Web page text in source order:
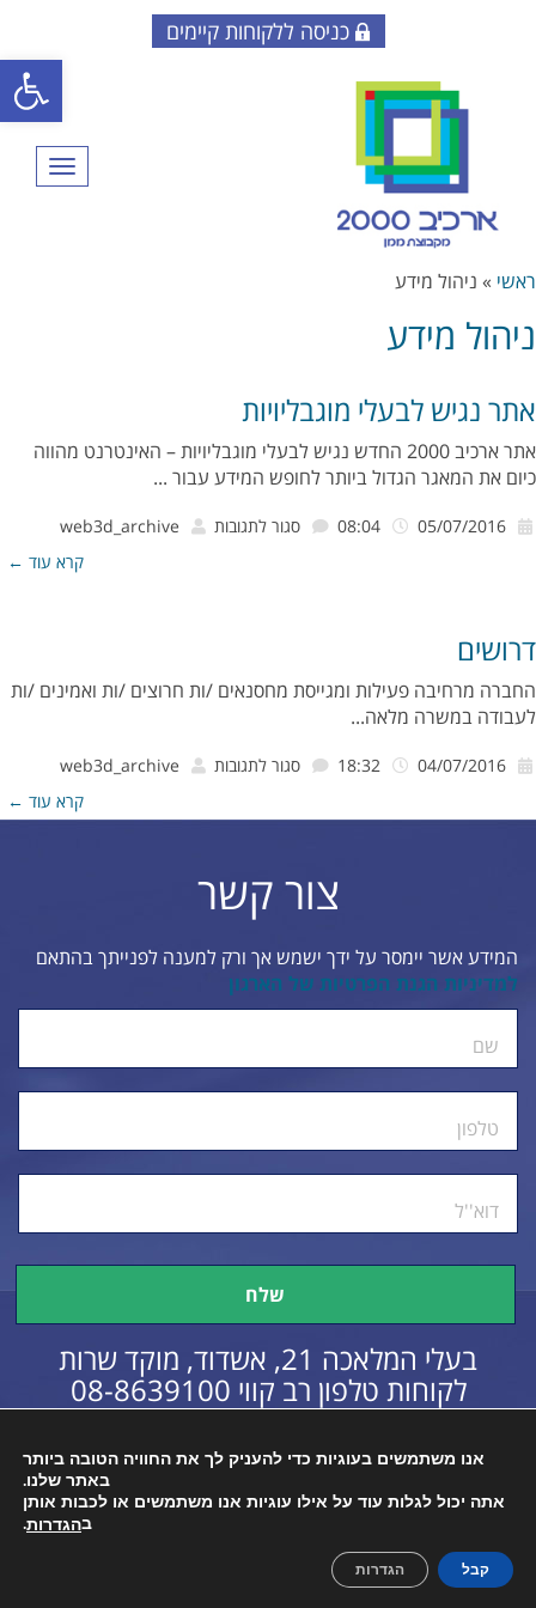
פתח
כניסה ללקוחות קיימים
תפריט
ראשי » ניהול מידע
ניהול מידע
אתר נגיש לבעלי מוגבליויות
אתר ארכיב 2000 החדש נגיש לבעלי מוגבליויות – האינטרנט מהווה
כיום את המאגר הגדול ביותר לחופש המידע עבור ...
סגור לתגובות על
web3d_archive
קרא עוד ←
דרושים
החברה מרחיבה פעילות ומגייסת מחסנאים /ות חרוצים /ות ואמינים /ות
לעבודה במשרה מלאה...
סגור לתגובות על
web3d_archive
קרא עוד ←
צור קשר
המידע אשר יימסר על ידך ישמש אך ורק למענה לפנייתך בהתאם
למדיניות הגנת הפרטיות של הארגון
שם
טלפון
דוא''ל
בעלי המלאכה 21, אשדוד, מוקד שרות
לקוחות טלפון רב קווי 08-8639100
כל הזכויות שמורות © 2016 הצהרת נגישות
אנו משתמשים בעוגיות כדי להעניק לך את החוויה הטובה ביותר
באתר שלנו.
אתה יכול לגלות עוד על אילו עוגיות אנו משתמשים או לכבות אותן
בהגדרות.
קבל הגדרות